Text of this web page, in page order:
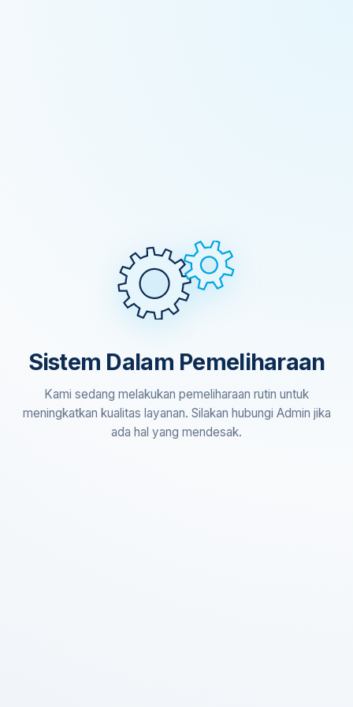
Sistem Dalam Pemeliharaan
Kami sedang melakukan pemeliharaan rutin untuk
meningkatkan kualitas layanan. Silakan hubungi Admin jika
ada hal yang mendesak.